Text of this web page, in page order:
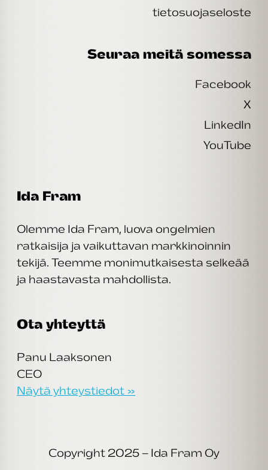
tietosuojaseloste
Seuraa meitä somessa
Facebook
X
LinkedIn
YouTube
Ida Fram
Olemme Ida Fram, luova ongelmien
ratkaisija ja vaikuttavan markkinoinnin
tekijä. Teemme monimutkaisesta selkeää
ja haastavasta mahdollista.
Ota yhteyttä
Panu Laaksonen
CEO
Näytä yhteystiedot »
Copyright 2025 – Ida Fram Oy